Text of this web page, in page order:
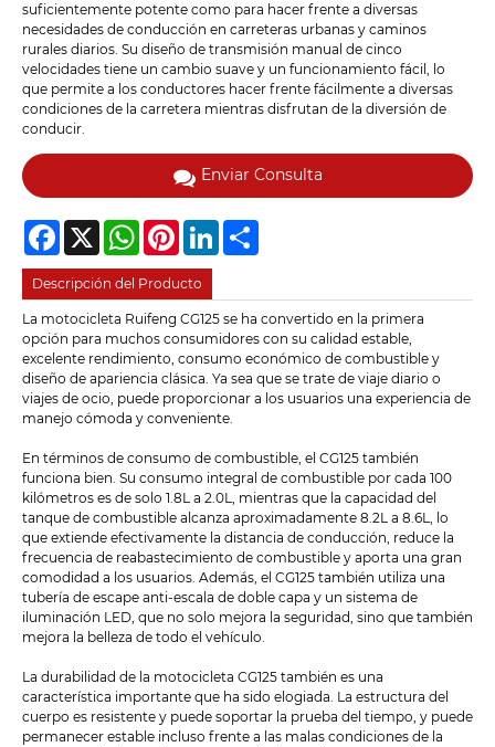
suficientemente potente como para hacer frente a diversas
necesidades de conducción en carreteras urbanas y caminos
rurales diarios. Su diseño de transmisión manual de cinco
velocidades tiene un cambio suave y un funcionamiento fácil, lo
que permite a los conductores hacer frente fácilmente a diversas
condiciones de la carretera mientras disfrutan de la diversión de
conducir.
Enviar Consulta
Facebook
X WhatsAppPinterestLinkedIn
Descripción del Producto
La motocicleta Ruifeng CG125 se ha convertido en la primera
opción para muchos consumidores con su calidad estable,
excelente rendimiento, consumo económico de combustible y
diseño de apariencia clásica. Ya sea que se trate de viaje diario o
viajes de ocio, puede proporcionar a los usuarios una experiencia de
manejo cómoda y conveniente.
En términos de consumo de combustible, el CG125 también
funciona bien. Su consumo integral de combustible por cada 100
kilómetros es de solo 1.8L a 2.0L, mientras que la capacidad del
tanque de combustible alcanza aproximadamente 8.2L a 8.6L, lo
que extiende efectivamente la distancia de conducción, reduce la
frecuencia de reabastecimiento de combustible y aporta una gran
comodidad a los usuarios. Además, el CG125 también utiliza una
tubería de escape anti-escala de doble capa y un sistema de
iluminación LED, que no solo mejora la seguridad, sino que también
mejora la belleza de todo el vehículo.
La durabilidad de la motocicleta CG125 también es una
característica importante que ha sido elogiada. La estructura del
cuerpo es resistente y puede soportar la prueba del tiempo, y puede
permanecer estable incluso frente a las malas condiciones de la